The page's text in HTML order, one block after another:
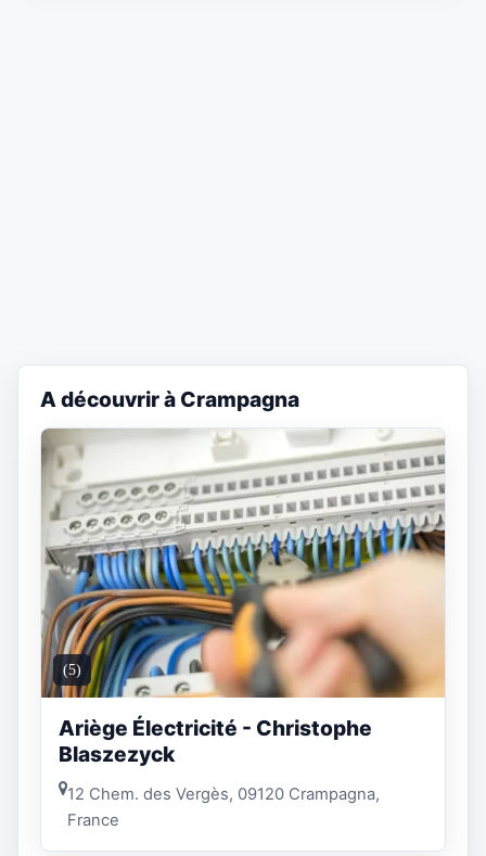
A découvrir à Crampagna
(5)
Ariège Électricité - Christophe
Blaszezyck
12 Chem. des Vergès, 09120 Crampagna,
France